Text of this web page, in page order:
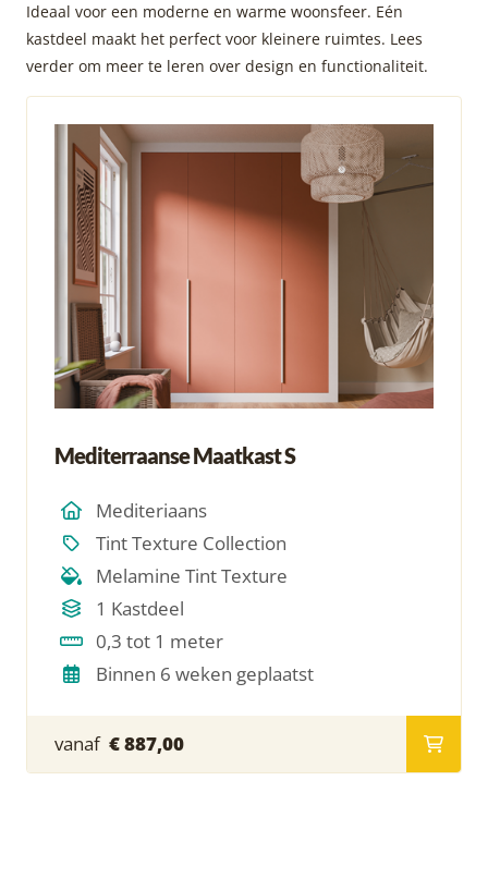
Ideaal voor een moderne en warme woonsfeer. Eén
kastdeel maakt het perfect voor kleinere ruimtes. Lees
verder om meer te leren over design en functionaliteit.
Mediterraanse Maatkast S
Mediteriaans
Tint Texture Collection
Melamine Tint Texture
1 Kastdeel
0,3 tot 1 meter
Binnen 6 weken geplaatst
vanaf € 887,00